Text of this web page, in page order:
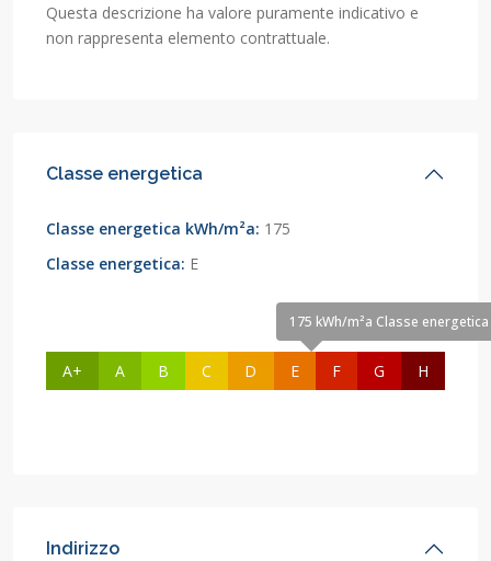
Questa descrizione ha valore puramente indicativo e
non rappresenta elemento contrattuale.
Classe energetica
Classe energetica kWh/m²a: 175
Classe energetica: E
A+ A B C D
175 kWh/m²a Classe energetica
E F G H
Indirizzo